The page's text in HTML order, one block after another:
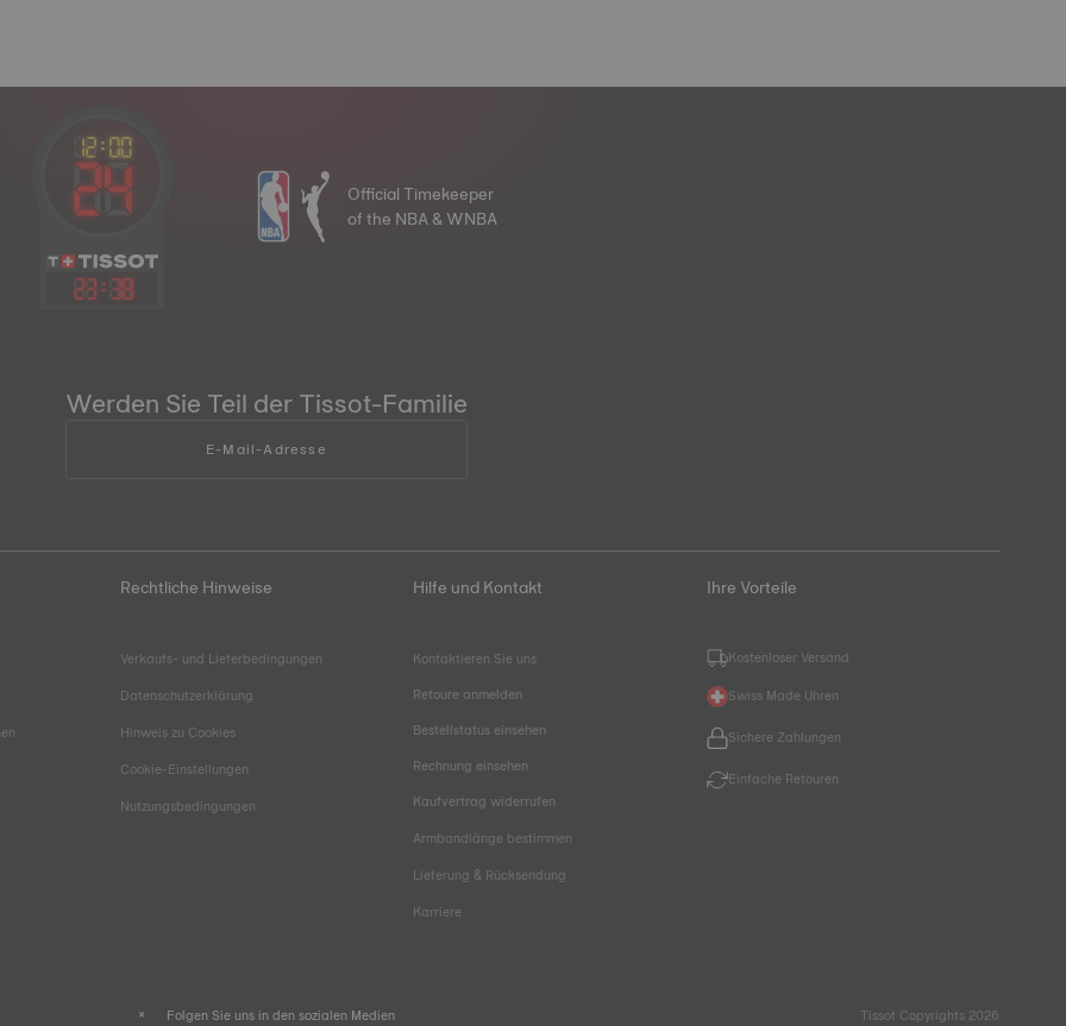
23: 38
Official Timekeeper
of the NBA & WNBA
Werden Sie Teil der Tissot-Familie
E-Mail-Adresse
Rechtliche Hinweise
Verkaufs- und Lieferbedingungen
Datenschutzerklärung
Hinweis zu Cookies
Cookie-Einstellungen
Nutzungsbedingungen
Hilfe und Kontakt
Kontaktieren Sie uns
Retoure anmelden
Bestellstatus einsehen
Rechnung einsehen
Kaufvertrag widerrufen
Armbandlänge bestimmen
Lieferung & Rücksendung
Karriere
Ihre Vorteile
Kostenloser Versand
Swiss Made Uhren
Sichere Zahlungen
Einfache Retouren
Folgen Sie uns in den sozialen Medien Tissot Copyrights 2026